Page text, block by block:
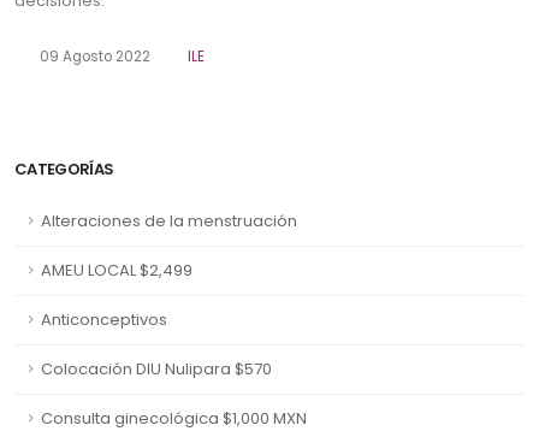
CATEGORÍAS
Alteraciones de la menstruación
AMEU LOCAL $2,499
Anticonceptivos
Colocación DIU Nulipara $570
Consulta ginecológica $1,000 MXN
09 Agosto 2022 ILE